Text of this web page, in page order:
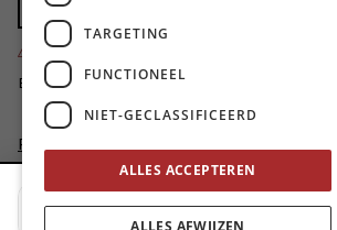
Zet MO* in uw testament
4424
Bedankt voor jullie steun!
Privacybeleid
Disclaimer
AI Charter
Voeg MO* toe aan je beginscherm
TARGETING
FUNCTIONEEL
NIET-GECLASSIFICEERD
ALLES ACCEPTEREN
ALLES AFWIJZEN